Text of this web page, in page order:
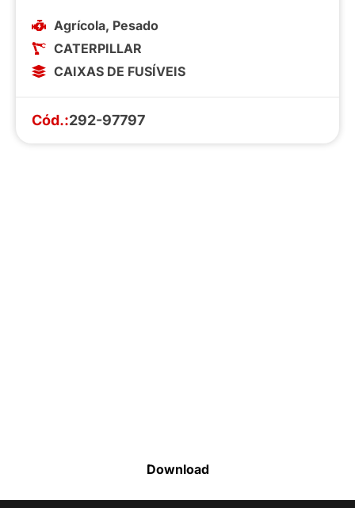
Agrícola, Pesado
CATERPILLAR
CAIXAS DE FUSÍVEIS
Cód.:292-97797
Download